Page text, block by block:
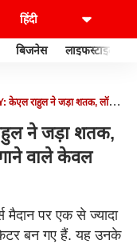
बिजनेस लाइफस्टाइल
केएल राहुल ने जड़ा शतक, लॉर्ड्स
ने जड़ा शतक,
वाले केवल
पर एक से ज्यादा
बन गए हैं. यह उनके